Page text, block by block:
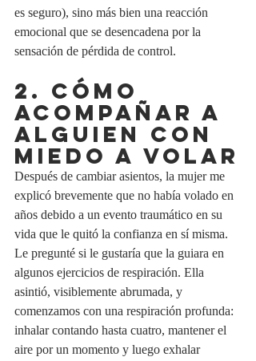
es seguro), sino más bien una reacción
emocional que se desencadena por la
sensación de pérdida de control.
2. CÓMO
ACOMPAÑAR A
ALGUIEN CON
MIEDO A VOLAR
Después de cambiar asientos, la mujer me
explicó brevemente que no había volado en
años debido a un evento traumático en su
vida que le quitó la confianza en sí misma.
Le pregunté si le gustaría que la guiara en
algunos ejercicios de respiración. Ella
asintió, visiblemente abrumada, y
comenzamos con una respiración profunda:
inhalar contando hasta cuatro, mantener el
aire por un momento y luego exhalar